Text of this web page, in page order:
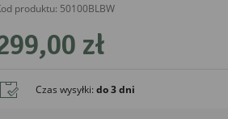
produktu: 50100BLBW
zł
Czas wysyłki:do 3 dni